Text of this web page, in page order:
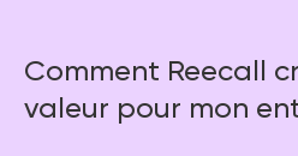
Comment Reecall
valeur pour mon